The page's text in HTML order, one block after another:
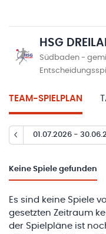
HSG
Südbaden -
TEAM-SPIELPLAN
01.07.2026 -
Keine Spiele gefunden
Es sind keine Spiele
gesetzten Zeitraum
der Spielpläne ist